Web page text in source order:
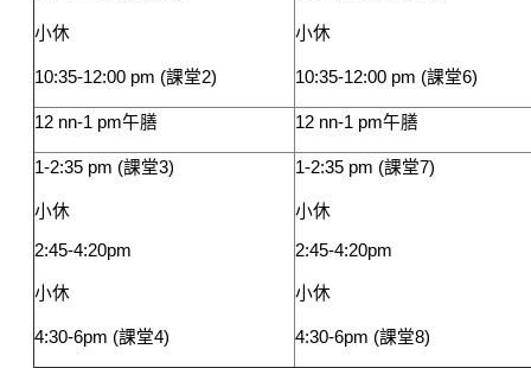
小休
10:35-12:00 pm (課堂2)
小休
10:35-12:00 pm (課堂6)
12 nn-1 pm午膳 12 nn-1 pm午膳
1-2:35 pm (課堂3)
小休
2:45-4:20pm
小休
4:30-6pm (課堂4)
1-2:35 pm (課堂7)
小休
2:45-4:20pm
小休
4:30-6pm (課堂8)